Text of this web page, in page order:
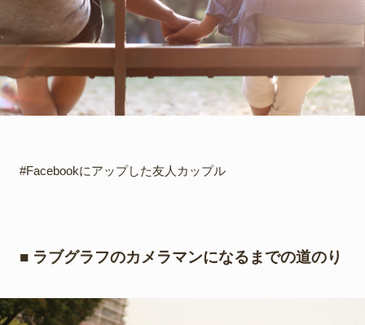
#Facebookにアップした友人カップル
■ ラブグラフのカメラマンになるまでの道のり